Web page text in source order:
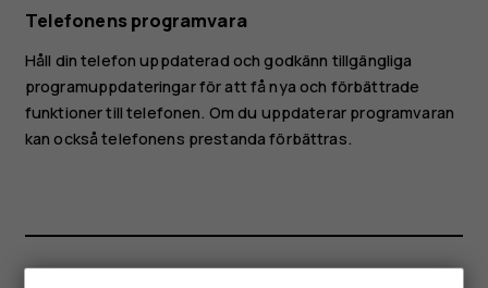
Telefonens programvara
Håll din telefon uppdaterad och godkänn tillgängliga
programuppdateringar för att få nya och förbättrade
funktioner till telefonen. Om du uppdaterar programvaran
kan också telefonens prestanda förbättras.